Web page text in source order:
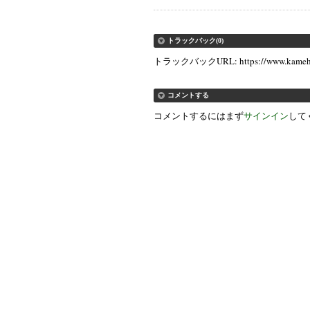
トラックバック(0)
トラックバックURL: https://
コメントする
コメントするにはまずサインインして